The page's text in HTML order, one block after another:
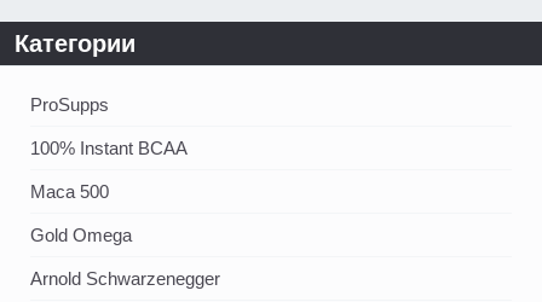
Категории
ProSupps
100% Instant BCAA
Maca 500
Gold Omega
Arnold Schwarzenegger